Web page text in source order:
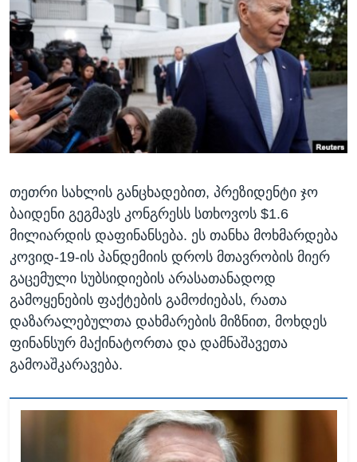
ᲡᲢᲣᲓᲘᲐ ᲕᲐᲨᲘᲜᲒᲢᲝᲜᲘ
ᲔᲙᲝᲜᲝᲛᲘᲙᲐ
ᲯᲐᲜᲛᲠᲗᲔᲚᲝᲑᲐ
ᲛᲔᲪᲜᲘᲔᲠᲔᲑᲐ
ᲘᲜᲢᲔᲠᲕᲘᲣ
ᲙᲣᲚᲢᲣᲠᲐ
ᲓᲔᲖᲘᲜᲤᲝᲠᲛᲐᲪᲘᲐ
Learning English
ᲗᲕᲐᲚᲘ ᲒᲕᲐᲓᲔᲕᲜᲔᲗ
ენები
თეთრი სახლის განცხადებით, პრეზიდენტი ჯო
ბაიდენი გეგმავს კონგრესს სთხოვოს $1.6
მილიარდის დაფინანსება. ეს თანხა მოხმარდება
კოვიდ-19-ის პანდემიის დროს მთავრობის მიერ
გაცემული სუბსიდიების არასათანადოდ
გამოყენების ფაქტების გამოძიებას, რათა
დაზარალებულთა დახმარების მიზნით, მოხდეს
ფინანსურ მაქინატორთა და დამნაშავეთა
გამოაშკარავება.